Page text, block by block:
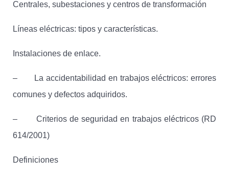
Centrales, subestaciones y centros de transformación
Líneas eléctricas: tipos y características.
Instalaciones de enlace.
– La accidentabilidad en trabajos eléctricos: errores
comunes y defectos adquiridos.
– Criterios de seguridad en trabajos eléctricos (RD
614/2001)
Definiciones